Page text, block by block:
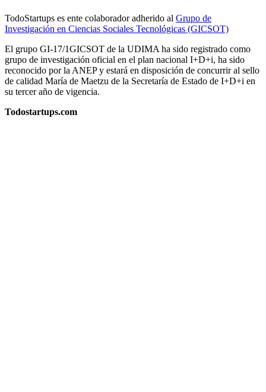
TodoStartups es ente colaborador adherido al Grupo de
Investigación en Ciencias Sociales Tecnológicas (GICSOT)
El grupo GI-17/1GICSOT de la UDIMA ha sido registrado como
grupo de investigación oficial en el plan nacional I+D+i, ha sido
reconocido por la ANEP y estará en disposición de concurrir al sello
de calidad María de Maetzu de la Secretaría de Estado de I+D+i en
su tercer año de vigencia.
Todostartups.com